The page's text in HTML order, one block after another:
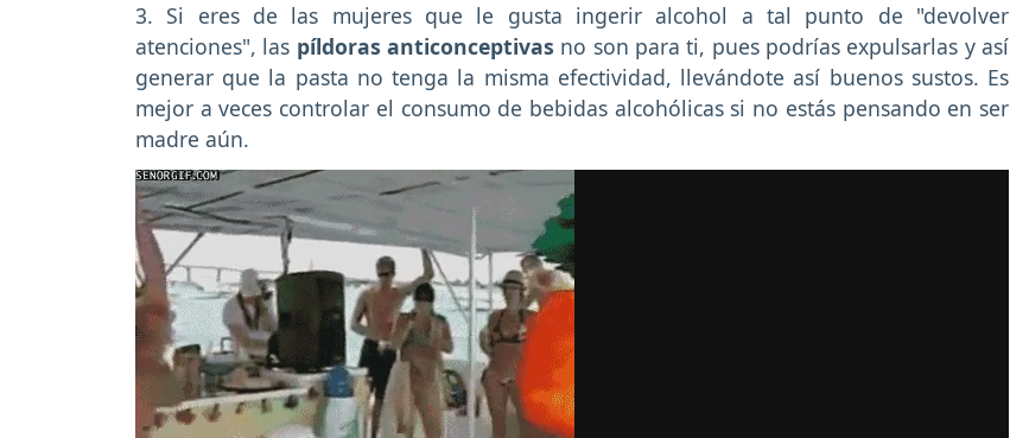
3. Si eres de las mujeres que le gusta ingerir alcohol a tal punto de "devolver
atenciones", las píldoras anticonceptivas no son para ti, pues podrías expulsarlas y así
generar que la pasta no tenga la misma efectividad, llevándote así buenos sustos. Es
mejor a veces controlar el consumo de bebidas alcohólicas si no estás pensando en ser
madre aún.